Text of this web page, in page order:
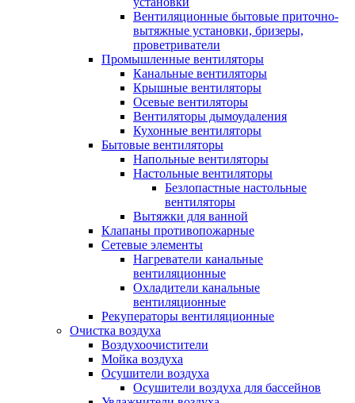
Вентиляционные бытовые приточно-
вытяжные установки, бризеры,
проветриватели
Промышленные вентиляторы
Канальные вентиляторы
Крышные вентиляторы
Осевые вентиляторы
Вентиляторы дымоудаления
Кухонные вентиляторы
Бытовые вентиляторы
Напольные вентиляторы
Настольные вентиляторы
Безлопастные настольные
вентиляторы
Вытяжки для ванной
Клапаны противопожарные
Сетевые элементы
Нагреватели канальные
вентиляционные
Охладители канальные
вентиляционные
Рекуператоры вентиляционные
Очистка воздуха
Воздухоочистители
Мойка воздуха
Осушители воздуха
Осушители воздуха для бассейнов